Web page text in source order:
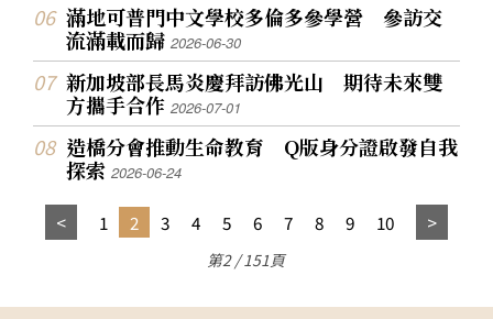
滿地可普門中文學校多倫多參學營 參訪交
流滿載而歸2026-06-30
新加坡部長馬炎慶拜訪佛光山 期待未來雙
方攜手合作2026-07-01
造橋分會推動生命教育 Q版身分證啟發自我
探索2026-06-24
1 2 3 4 5 6 7 8 9 10
第2 / 151頁